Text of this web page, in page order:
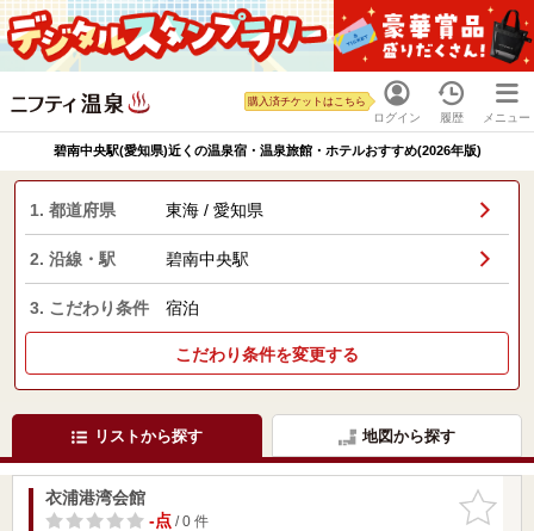
ログイン
購入済チケットはこちら
履歴 メニュー
碧南中央駅(愛知県)近くの温泉宿・温泉旅館・ホテルおすすめ(2026年版)
1. 都道府県 東海 / 愛知県
2. 沿線・駅 碧南中央駅
3. こだわり条件 宿泊
こだわり条件を変更する
リストから探す 地図から探す
お気に入
りに追加
衣浦港湾会館
-点/ 0 件